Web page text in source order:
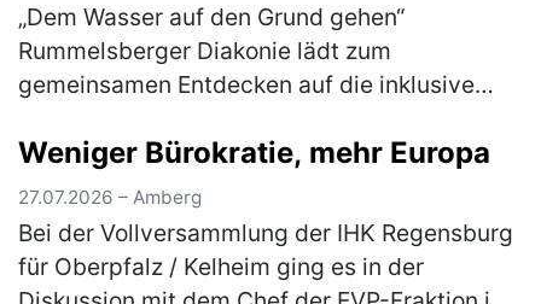
„Dem Wasser auf den Grund gehen“
Rummelsberger Diakonie lädt zum
gemeinsamen Entdecken auf die inklusive
ein Dem Element Wasser gehen die
Teilnehmer*innen am Mitt…
Weniger Bürokratie, mehr Europa
27.07.2026 – Amberg
Bei der Vollversammlung der IHK Regensburg
für Oberpfalz / Kelheim ging es in der